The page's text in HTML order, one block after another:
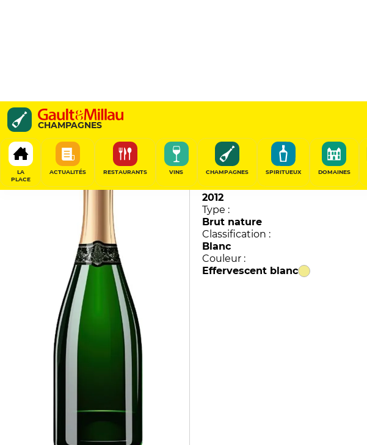
CHAMPAGNES
LA
PLACE
ACTUALITÉS RESTAURANTS VINS CHAMPAGNES SPIRITUEUX DOMAINES
Efflorescence
Marie Courtin
91/100
Champagne
Millésime :
2012
Type :
Brut nature
Classification :
Blanc
Couleur :
Effervescent blanc